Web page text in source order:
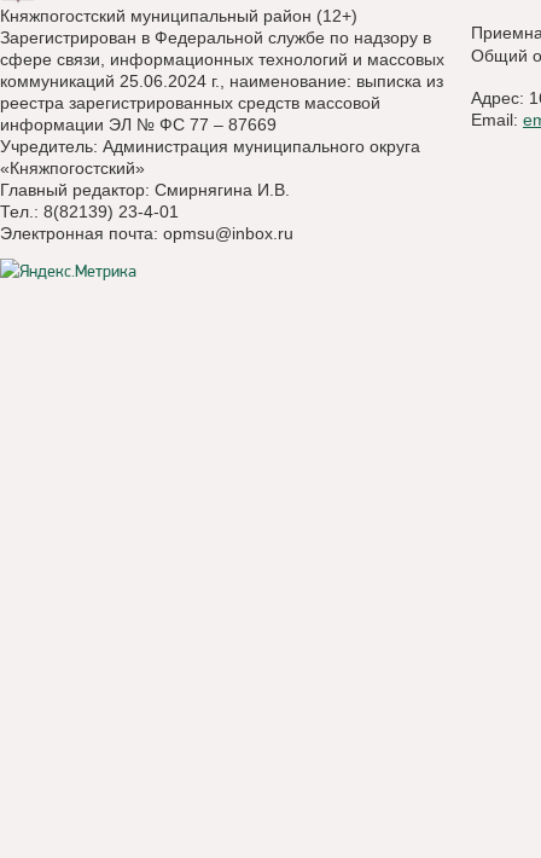
Княжпогостский муниципальный район (12+)
Зарегистрирован в Федеральной службе по надзору в
сфере связи, информационных технологий и массовых
коммуникаций 25.06.2024 г., наименование: выписка из
реестра зарегистрированных средств массовой
информации ЭЛ № ФС 77 – 87669
Учредитель: Администрация муниципального округа
«Княжпогостский»
Главный редактор: Смирнягина И.В.
Тел.: 8(82139) 23-4-01
Электронная почта: opmsu@inbox.ru
Общий
Адрес:
Email: